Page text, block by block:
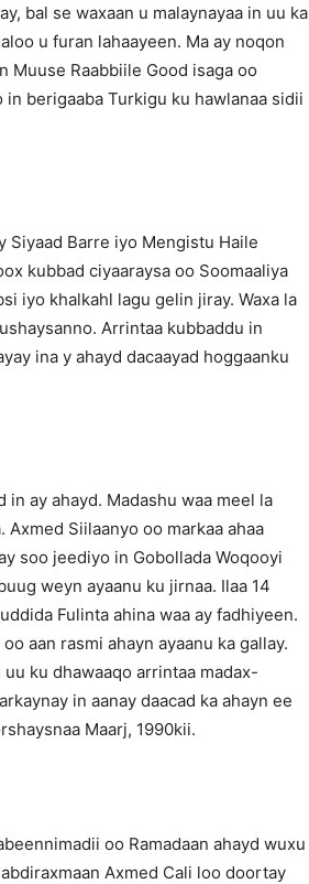
bal se waxaan u malaynayaa in uu ka
u furan lahaayeen. Ma ay noqon
Muuse Raabbiile Good isaga oo
berigaaba Turkigu ku hawlanaa sidii
Siyaad Barre iyo Mengistu Haile
kubbad ciyaaraysa oo Soomaaliya
iyo khalkahl lagu gelin jiray. Waxa la
Arrintaa kubbaddu in
ina y ahayd dacaayad hoggaanku
in ay ahayd. Madashu waa meel la
Siilaanyo oo markaa ahaa
soo jeediyo in Gobollada Woqooyi
weyn ayaanu ku jirnaa. Ilaa 14
Fulinta ahina waa ay fadhiyeen.
aan rasmi ahayn ayaanu ka gallay.
ku dhawaaqo arrintaa madax-
in aanay daacad ka ahayn ee
Maarj, 1990kii.
oo Ramadaan ahayd wuxu
Axmed Cali loo doortay